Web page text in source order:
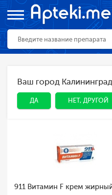
ДА НЕТ, ДРУГОЙ
Ваш город
ДА НЕТ, ДРУГОЙ
Главная Каталог
Дерматология
911 Витамин F крем